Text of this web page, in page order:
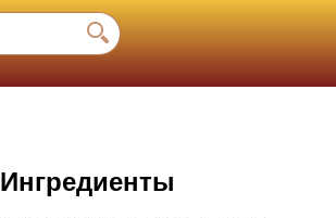
Ингредиенты